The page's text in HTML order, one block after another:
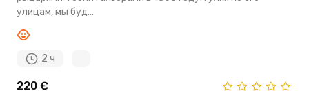
улицам, мы буд...
2 ч
220 €